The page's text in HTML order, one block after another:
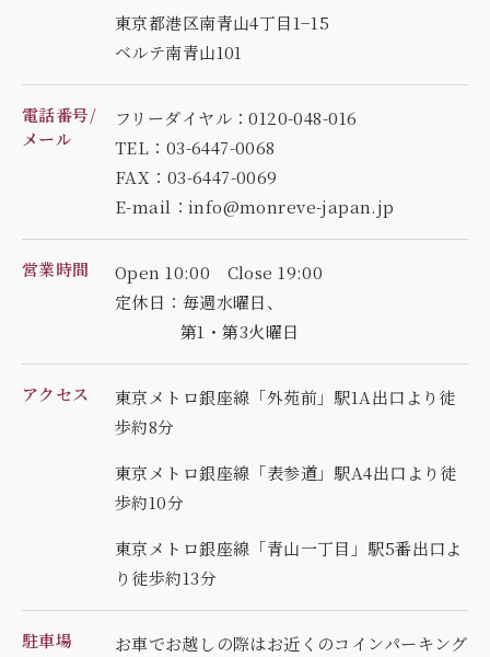
東京都港区南青山4丁目1−15
ベルテ南青山101
電話番号/
メール
フリーダイヤル：0120-048-016
TEL：03-6447-0068
FAX：03-6447-0069
E-mail：info@monreve-japan.jp
営業時間
Open 10:00 Close 19:00
定休日：毎週水曜日、
第1・第3火曜日
アクセス
東京メトロ銀座線「外苑前」駅1A出口より徒
歩約8分
東京メトロ銀座線「表参道」駅A4出口より徒
歩約10分
東京メトロ銀座線「青山一丁目」駅5番出口よ
り徒歩約13分
駐車場
お車でお越しの際はお近くのコインパーキング